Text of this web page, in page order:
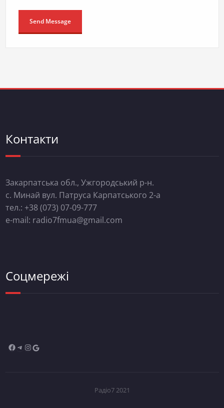
Контакти
Закарпатська обл., Ужгородський р-н.
с. Минай вул. Патруса Карпатського 2-а
тел.: +38 (073) 07-09-777
e-mail: radio7fmua@gmail.com
Соцмережі
Радіо7 2021